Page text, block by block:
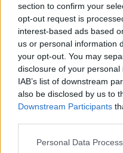
section to confirm your
opt-out request is
interest-based ads based
us or personal information
your opt-out. You may
disclosure of your
IAB’s list of downstream
also be disclosed by us to
Downstream Participants
Personal Data
concessa al Corriere
Rapporti coi tifosi
Fiorentina, da alcuni
completamente
Anche se vedere le
tensioni in senso
in generale non
ha fatto dei miracoli.
è: dove sta il